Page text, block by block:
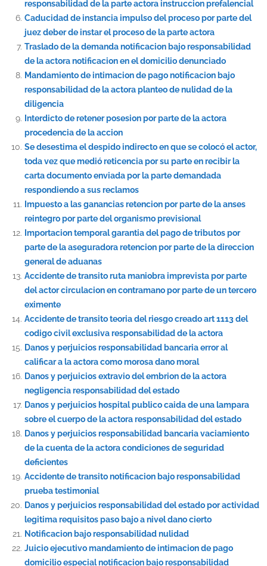
responsabilidad de la parte actora instruccion prefalencial
Caducidad de instancia impulso del proceso por parte del
juez deber de instar el proceso de la parte actora
Traslado de la demanda notificacion bajo responsabilidad
de la actora notificacion en el domicilio denunciado
Mandamiento de intimacion de pago notificacion bajo
responsabilidad de la actora planteo de nulidad de la
diligencia
Interdicto de retener posesion por parte de la actora
procedencia de la accion
Se desestima el despido indirecto en que se colocó el actor,
toda vez que medió reticencia por su parte en recibir la
carta documento enviada por la parte demandada
respondiendo a sus reclamos
Impuesto a las ganancias retencion por parte de la anses
reintegro por parte del organismo previsional
Importacion temporal garantia del pago de tributos por
parte de la aseguradora retencion por parte de la direccion
general de aduanas
Accidente de transito ruta maniobra imprevista por parte
del actor circulacion en contramano por parte de un tercero
eximente
Accidente de transito teoria del riesgo creado art 1113 del
codigo civil exclusiva responsabilidad de la actora
Danos y perjuicios responsabilidad bancaria error al
calificar a la actora como morosa dano moral
Danos y perjuicios extravio del embrion de la actora
negligencia responsabilidad del estado
Danos y perjuicios hospital publico caida de una lampara
sobre el cuerpo de la actora responsabilidad del estado
Danos y perjuicios responsabilidad bancaria vaciamiento
de la cuenta de la actora condiciones de seguridad
deficientes
Accidente de transito notificacion bajo responsabilidad
prueba testimonial
Danos y perjuicios responsabilidad del estado por actividad
legitima requisitos paso bajo a nivel dano cierto
Notificacion bajo responsabilidad nulidad
Juicio ejecutivo mandamiento de intimacion de pago
domicilio especial notificacion bajo responsabilidad